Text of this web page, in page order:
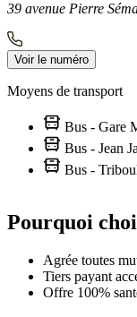
39 avenue Pierre
Voir le numéro
Moyens de transport
Bus - Gare
Bus - Jean
Bus -
+
Pourquoi
Agrée toutes
Tiers payant
Offre 100%